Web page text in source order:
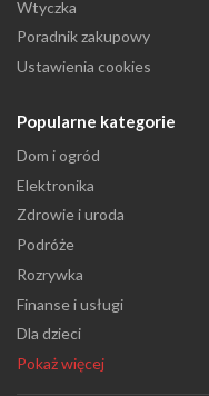
Wtyczka
Poradnik zakupowy
Ustawienia cookies
Popularne kategorie
Dom i ogród
Elektronika
Zdrowie i uroda
Podróże
Rozrywka
Finanse i usługi
Dla dzieci
Pokaż więcej